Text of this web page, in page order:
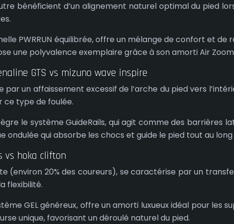
bénéficient d’un alignement naturel optimal du pied
PWRRUN équilibrée, offre un mélange de confort et
une polyvalence exemplaire grâce à son amorti Air
GTS vs mizuno wave inspire
un affaissement excessif de l’arche du pied vers
ce type de foulée.
le système GuideRails, qui agit comme des barrières
ondulée qui absorbe les chocs et guide le pied tout au long
vs hoka clifton
(environ 20% des coureurs), se caractérise par un
flexibilité.
GEL généreux, offre un amorti luxueux idéal pour
unique, favorisant un déroulé naturel du pied.